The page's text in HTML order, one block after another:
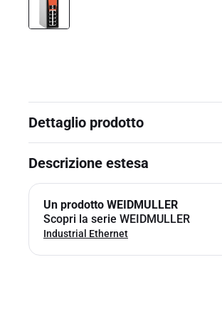
Dettaglio prodotto
Descrizione estesa
Un prodotto WEIDMULLER
Scopri la serie WEIDMULLER
Industrial Ethernet